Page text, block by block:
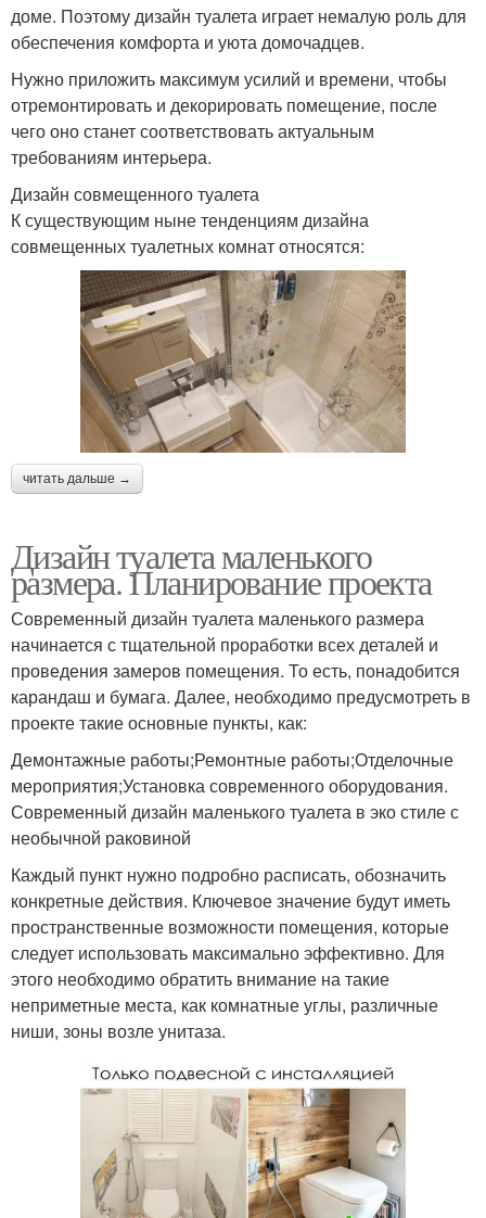
доме. Поэтому дизайн туалета играет немалую роль для
обеспечения комфорта и уюта домочадцев.
Нужно приложить максимум усилий и времени, чтобы
отремонтировать и декорировать помещение, после
чего оно станет соответствовать актуальным
требованиям интерьера.
Дизайн совмещенного туалета
К существующим ныне тенденциям дизайна
совмещенных туалетных комнат относятся:
читать дальше →
Дизайн туалета маленького
размера. Планирование проекта
Современный дизайн туалета маленького размера
начинается с тщательной проработки всех деталей и
проведения замеров помещения. То есть, понадобится
карандаш и бумага. Далее, необходимо предусмотреть в
проекте такие основные пункты, как:
Демонтажные работы;Ремонтные работы;Отделочные
мероприятия;Установка современного оборудования.
Современный дизайн маленького туалета в эко стиле с
необычной раковиной
Каждый пункт нужно подробно расписать, обозначить
конкретные действия. Ключевое значение будут иметь
пространственные возможности помещения, которые
следует использовать максимально эффективно. Для
этого необходимо обратить внимание на такие
неприметные места, как комнатные углы, различные
ниши, зоны возле унитаза.